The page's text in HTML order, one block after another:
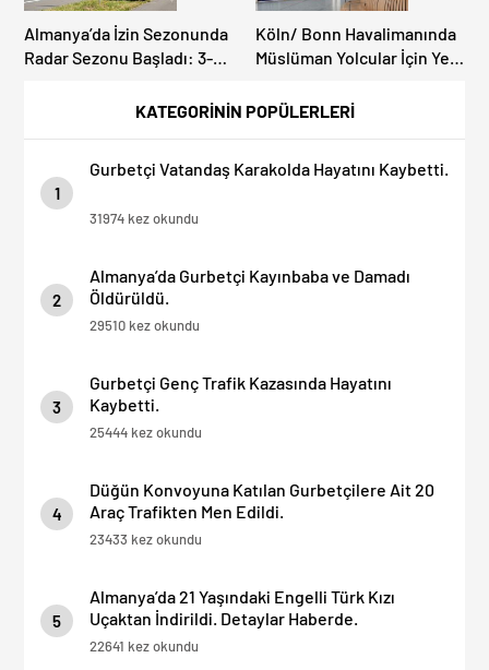
KATEGORİNİN POPÜLERLERİ
1
Gurbetçi Vatandaş Karakolda Hayatını Kaybetti.
31974 kez okundu
2
Almanya’da Gurbetçi Kayınbaba ve Damadı
Öldürüldü.
29510 kez okundu
3
Gurbetçi Genç Trafik Kazasında Hayatını
Kaybetti.
25444 kez okundu
4
Düğün Konvoyuna Katılan Gurbetçilere Ait 20
Araç Trafikten Men Edildi.
23433 kez okundu
5
Almanya’da 21 Yaşındaki Engelli Türk Kızı
Uçaktan İndirildi. Detaylar Haberde.
22641 kez okundu
Almanya’da İzin Sezonunda
Radar Sezonu Başladı: 3-9
Denetimi Yapılacak!
Köln/ Bonn Havalimanında
Müslüman Yolcular İçin Yeni